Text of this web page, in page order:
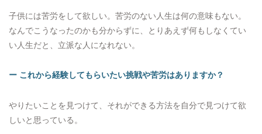
子供には苦労をして欲しい。苦労のない人生は何の意味もない。
なんでこうなったのかも分からずに、とりあえず何もしなくてい
い人生だと、立派な人になれない。
ー これから経験してもらいたい挑戦や苦労はありますか？
やりたいことを見つけて、それができる方法を自分で見つけて欲
しいと思っている。